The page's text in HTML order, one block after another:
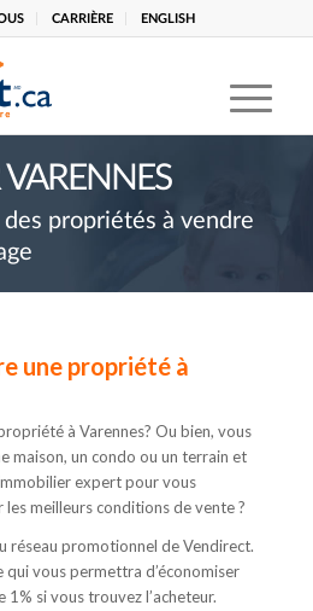
CARRIÈRE ENGLISH
propriétés à vendre
une propriété à
à Varennes? Ou bien, vous
maison, un condo ou un terrain et
expert pour vous
meilleurs conditions de vente ?
réseau promotionnel de Vendirect.
vous permettra d’économiser
1% si vous trouvez l’acheteur.